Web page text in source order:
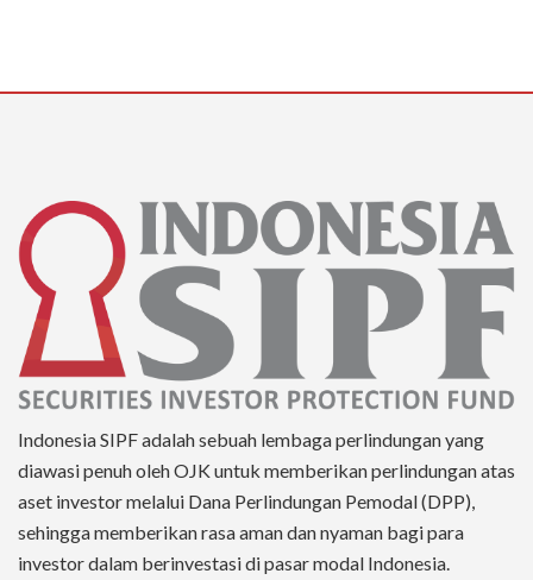
Indonesia SIPF adalah sebuah lembaga perlindungan yang
diawasi penuh oleh OJK untuk memberikan perlindungan atas
aset investor melalui Dana Perlindungan Pemodal (DPP),
sehingga memberikan rasa aman dan nyaman bagi para
investor dalam berinvestasi di pasar modal Indonesia.